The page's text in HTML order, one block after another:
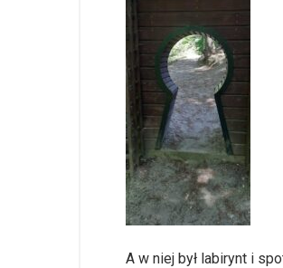
A w niej był labirynt i